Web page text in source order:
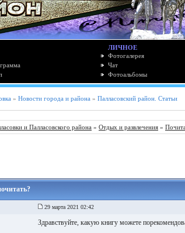
ЛИЧНОЕ
Фотогалерея
Чат
Фотоальбомы
» Новости города и района » Палласовский район. Статьи
и Палласовского района » Отдых и развлечения »
29 марта 2021 02:42
Здравствуйте, какую книгу можете